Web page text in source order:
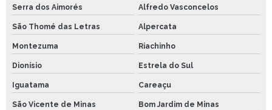
Serra dos Aimorés Alfredo Vasconcelos
São Thomé das Letras Alpercata
Montezuma Riachinho
Dionísio Estrela do Sul
Iguatama Careaçu
São Vicente de Minas Bom Jardim de Minas